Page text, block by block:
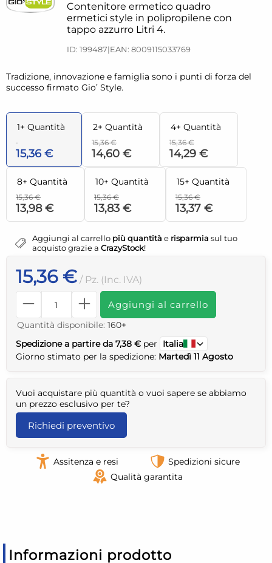
Contenitore ermetico quadro
ermetici style in polipropilene con
tappo azzurro Litri 4.
ID: 199487|EAN: 8009115033769
Tradizione, innovazione e famiglia sono i punti di forza del
successo firmato Gio’ Style.
1+ Quantità
15,36 €
2+ Quantità
15,36 €
14,60 €
4+ Quantità
15,36 €
14,29 €
8+ Quantità
15,36 €
13,98 €
10+ Quantità
15,36 €
13,83 €
15+ Quantità
15,36 €
13,37 €
Aggiungi al carrello più quantità e risparmia sul tuo
acquisto grazie a CrazyStock!
15,36 € / Pz. (Inc. IVA)
Aggiungi al carrello
Quantità disponibile: 160+
Spedizione a partire da 7,38 € per
Italia
Giorno stimato per la spedizione: Martedì 11 Agosto
Vuoi acquistare più quantità o vuoi sapere se abbiamo
un prezzo esclusivo per te?
Richiedi preventivo
Assitenza e resi
Spedizioni sicure
Qualità garantita
Informazioni prodotto